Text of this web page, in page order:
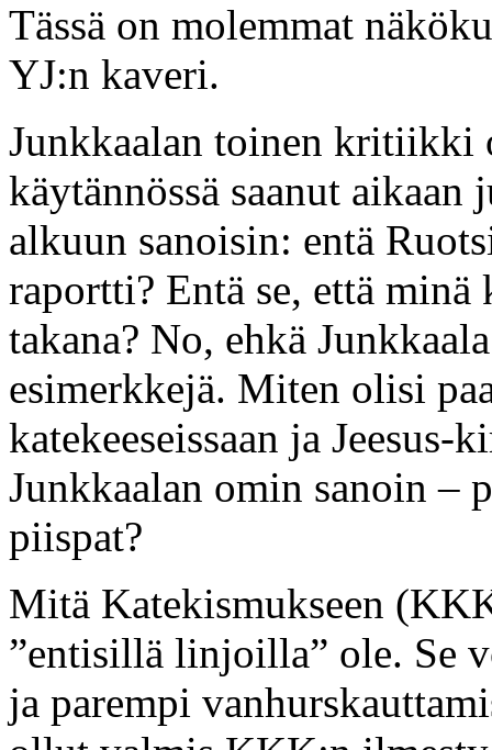
Tässä on molemmat
YJ:n kaveri.
Junkkaalan toinen kritiikki
käytännössä saanut
alkuun sanoisin: entä
raportti? Entä se, että minä
takana? No, ehkä
esimerkkejä. Miten olisi
katekeeseissaan ja
Junkkaalan omin sanoin –
piispat?
Mitä Katekismukseen
”entisillä linjoilla” ole. Se
ja parempi